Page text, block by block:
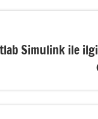
Simulink ile